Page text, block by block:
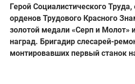
Герой Социалистического
орденов Трудового Красного
золотой медали «Серп и Молот»
наград. Бригадир слесарей-
монтировавших первый станок